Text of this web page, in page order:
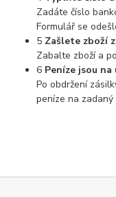
Zadáte číslo
Formulář se
5 Zašlete zboží
Zabalte zboží a
6 Peníze jsou na
Po obdržení
peníze na